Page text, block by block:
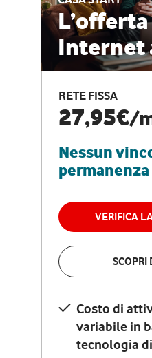
Internet
RETE FISSA
27,95€/
Nessun
permanenza
VERIFICA
SCOPRI
Costo di
variabile in
tecnologia
CASA
RETE
Costo